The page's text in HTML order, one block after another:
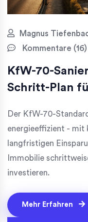
Magnus
Kommentare (16)
KfW-70-
Schritt-Plan
Der KfW-70-
energieeffizient - mit
langfristigen
Immobilie
investieren.
Mehr Erfahren